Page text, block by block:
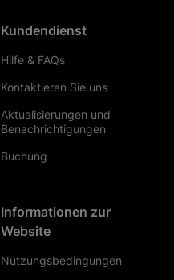
Kundendienst
Hilfe & FAQs
Kontaktieren Sie uns
Aktualisierungen und
Benachrichtigungen
Buchung
Informationen zur
Website
Nutzungsbedingungen